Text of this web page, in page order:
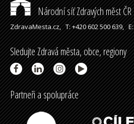
Národní síť Zdravých měst ČR
ZdravaMesta.cz,T: +420 602 500 639,
Sledujte Zdravá města, obce, regiony
Partneři a spolupráce